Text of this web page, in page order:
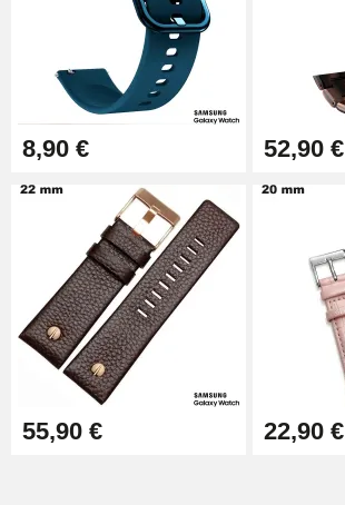
8,90 € 52,90 €
55,90 € 22,90 €